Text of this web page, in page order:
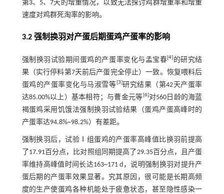
第3、5、7天的增重情况，以致无法探讨鸡群增重率和增重
速度对鸡群死淘率的影响。
3.2 强制换羽对产蛋后期蛋鸡产蛋率的影响
强制换羽试验期间蛋鸡的产蛋率变化与孟宝春[4] 的研究结
果（实行停料第7天前后产蛋完全停止）一致。恢复喂料后
蛋鸡的产蛋率变化与马淑雪等[3]研究结果（第42天产蛋率
达85.00%以上）基本相符；与曹金元等[6]对560日龄的海蓝
褐蛋鸡采用饥饿法强制换羽试验结果（蛋鸡产蛋高峰时的
产蛋率达94.8%~98.2%）有差距。
强制换羽后，试验Ⅰ组蛋鸡的产蛋率高峰值比换羽前提高
了17.91百分点，比对照组同期提高了29.35百分点，且产蛋
率维持高峰值时间长达163~171 d，说明强制换羽对提升产
蛋后期的产蛋率效果显著。究其原因，很可能是长期高频
度的生产使蛋鸡各种机能处于疲惫状态，甚至隐性感染一